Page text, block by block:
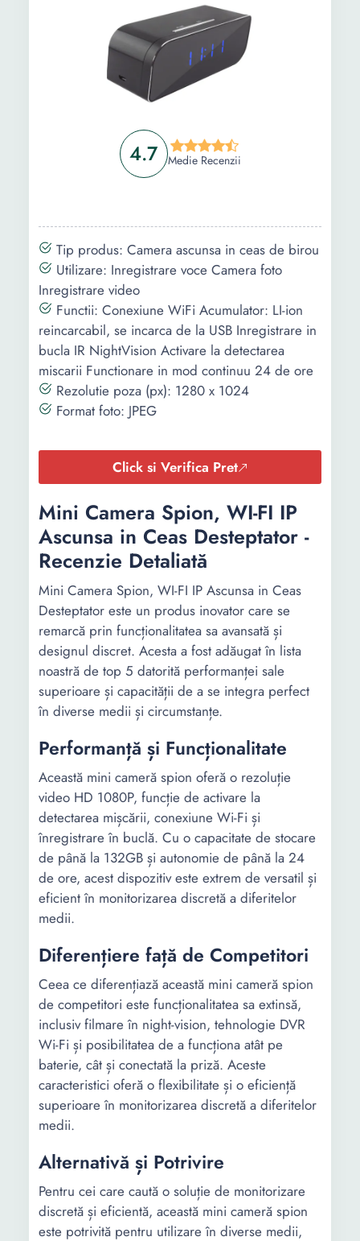
4.7 Medie Recenzii
Tip produs: Camera ascunsa in ceas de birou
Utilizare: Inregistrare voce Camera foto
Inregistrare video
Functii: Conexiune WiFi Acumulator: LI-ion
reincarcabil, se incarca de la USB Inregistrare in
bucla IR NightVision Activare la detectarea
miscarii Functionare in mod continuu 24 de ore
Rezolutie poza (px): 1280 x 1024
Format foto: JPEG
Click si Verifica Pret
Mini Camera Spion, WI-FI IP
Ascunsa in Ceas Desteptator -
Recenzie Detaliată
Mini Camera Spion, WI-FI IP Ascunsa in Ceas
Desteptator este un produs inovator care se
remarcă prin funcționalitatea sa avansată și
designul discret. Acesta a fost adăugat în lista
noastră de top 5 datorită performanței sale
superioare și capacității de a se integra perfect
în diverse medii și circumstanțe.
Performanță și Funcționalitate
Această mini cameră spion oferă o rezoluție
video HD 1080P, funcție de activare la
detectarea mișcării, conexiune Wi-Fi și
înregistrare în buclă. Cu o capacitate de stocare
de până la 132GB și autonomie de până la 24
de ore, acest dispozitiv este extrem de versatil și
eficient în monitorizarea discretă a diferitelor
medii.
Diferențiere față de Competitori
Ceea ce diferențiază această mini cameră spion
de competitori este funcționalitatea sa extinsă,
inclusiv filmare în night-vision, tehnologie DVR
Wi-Fi și posibilitatea de a funcționa atât pe
baterie, cât și conectată la priză. Aceste
caracteristici oferă o flexibilitate și o eficiență
superioare în monitorizarea discretă a diferitelor
medii.
Alternativă și Potrivire
Pentru cei care caută o soluție de monitorizare
discretă și eficientă, această mini cameră spion
este potrivită pentru utilizare în diverse medii,